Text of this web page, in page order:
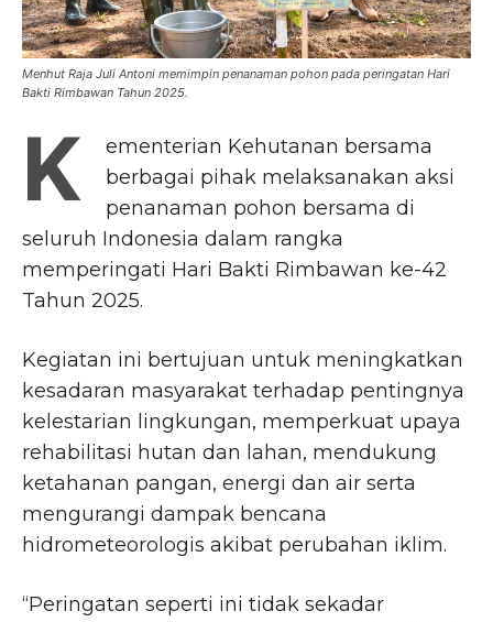
Menhut Raja Juli Antoni memimpin penanaman pohon pada peringatan Hari
Bakti Rimbawan Tahun 2025.
K
ementerian Kehutanan bersama
berbagai pihak melaksanakan aksi
penanaman pohon bersama di
seluruh Indonesia dalam rangka
memperingati Hari Bakti Rimbawan ke-42
Tahun 2025.
Kegiatan ini bertujuan untuk meningkatkan
kesadaran masyarakat terhadap pentingnya
kelestarian lingkungan, memperkuat upaya
rehabilitasi hutan dan lahan, mendukung
ketahanan pangan, energi dan air serta
mengurangi dampak bencana
hidrometeorologis akibat perubahan iklim.
“Peringatan seperti ini tidak sekadar